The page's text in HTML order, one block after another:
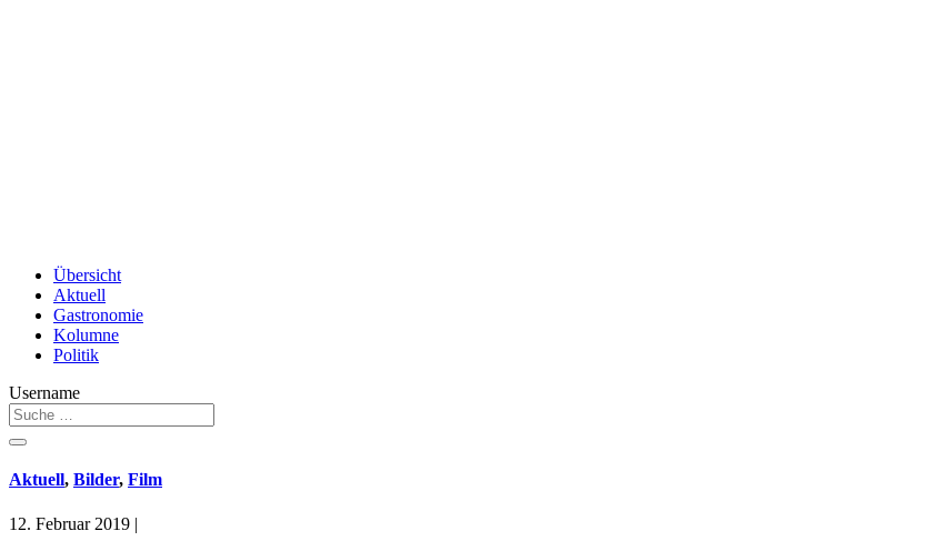
Übersicht
Aktuell
Gastronomie
Kolumne
Politik
Username
Aktuell, Bilder, Film
12. Februar 2019 |